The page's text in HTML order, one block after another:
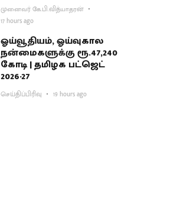
முனைவர் கே.பி.வித்யாதரன்
17 hours ago
ஓய்வூதியம், ஓய்வுகால
நன்மைகளுக்கு ரூ.47,240
கோடி | தமிழக பட்ஜெட்
2026-27
செய்திப்பிரிவு 19 hours ago